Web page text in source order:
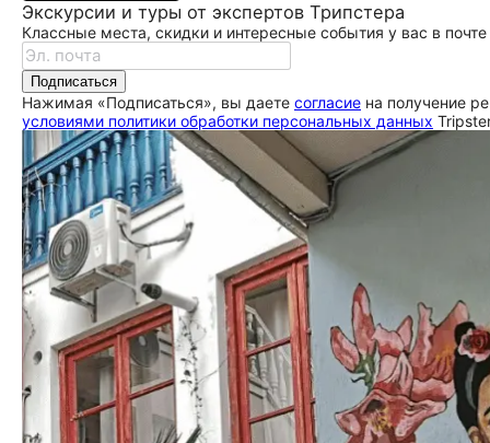
Экскурсии и туры от экспертов Трипстера
Классные места, скидки и интересные события у вас в почте
Подписаться
Нажимая «Подписаться», вы даете согласие на получение
условиями политики обработки персональных данных